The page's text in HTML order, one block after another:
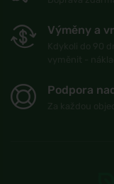
Výměny a
Podpora